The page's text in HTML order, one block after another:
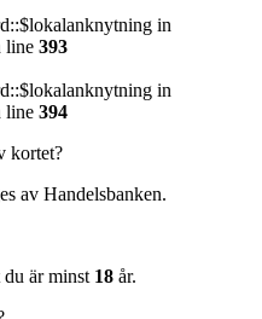
in
line 393
in
line 394
kortet?
av Handelsbanken.
är minst 18 år.